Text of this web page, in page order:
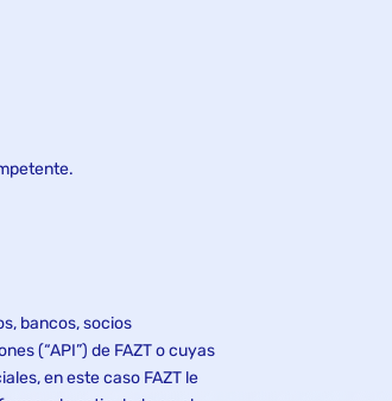
bancos, socios
(“API”) de FAZT o cuyas
en este caso FAZT le